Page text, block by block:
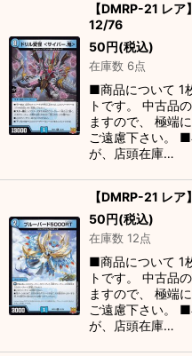
【DMRP-21 レ
12/76
50円(税込)
在庫数 6点
■商品について 1
トです。 中古品
ますので、 極端
ご遠慮下さい。
が、店頭在庫…
【DMRP-21 レ
50円(税込)
在庫数 12点
■商品について 1
トです。 中古品
ますので、 極端
ご遠慮下さい。
が、店頭在庫…